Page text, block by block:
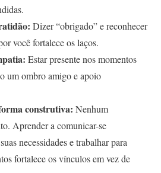
Dizer “obrigado” e reconhecer
você fortalece os laços.
Estar presente nos momentos
um ombro amigo e apoio
construtiva: Nenhum
Aprender a comunicar-se
necessidades e trabalhar para
fortalece os vínculos em vez de